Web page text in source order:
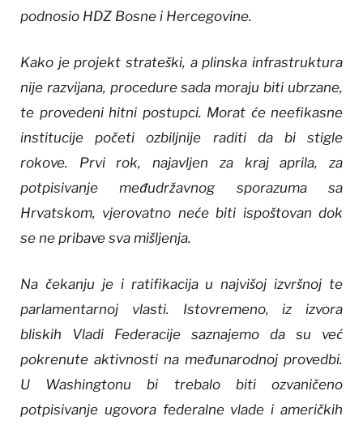
podnosio HDZ Bosne i Hercegovine.
Kako je projekt strateški, a plinska infrastruktura
nije razvijana, procedure sada moraju biti ubrzane,
te provedeni hitni postupci. Morat će neefikasne
institucije početi ozbiljnije raditi da bi stigle
rokove. Prvi rok, najavljen za kraj aprila, za
potpisivanje međudržavnog sporazuma sa
Hrvatskom, vjerovatno neće biti ispoštovan dok
se ne pribave sva mišljenja.
Na čekanju je i ratifikacija u najvišoj izvršnoj te
parlamentarnoj vlasti. Istovremeno, iz izvora
bliskih Vladi Federacije saznajemo da su već
pokrenute aktivnosti na međunarodnoj provedbi.
U Washingtonu bi trebalo biti ozvaničeno
potpisivanje ugovora federalne vlade i američkih